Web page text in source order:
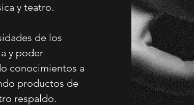
y teatro.
de los
y poder
conocimientos a
productos de
respaldo.